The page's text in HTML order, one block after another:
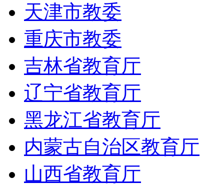
天津市教委
重庆市教委
吉林省教育厅
辽宁省教育厅
黑龙江省教育厅
内蒙古自治区教育厅
山西省教育厅